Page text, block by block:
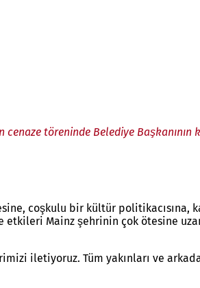
töreninde Belediye Başkanının
coşkulu bir kültür politikacısına,
Mainz şehrinin çok ötesine
iletiyoruz. Tüm yakınları ve